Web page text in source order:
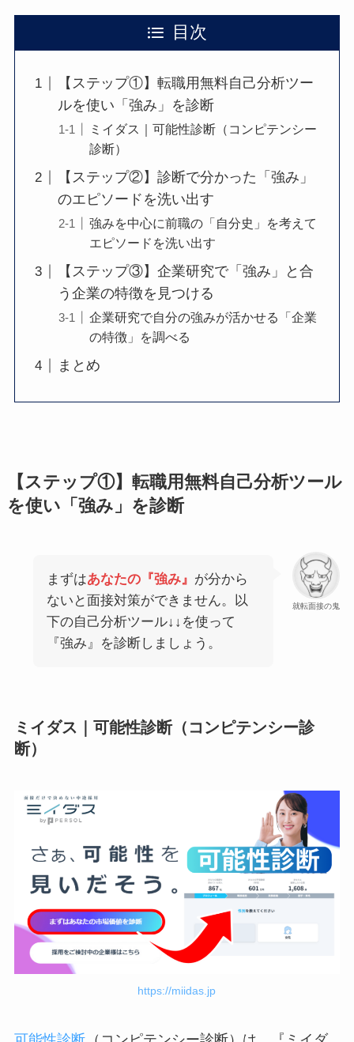
目次
【ステップ①】転職用無料自己分析ツー
ルを使い「強み」を診断
ミイダス｜可能性診断（コンピテンシー
診断）
【ステップ②】診断で分かった「強み」
のエピソードを洗い出す
強みを中心に前職の「自分史」を考えて
エピソードを洗い出す
【ステップ③】企業研究で「強み」と合
う企業の特徴を見つける
企業研究で自分の強みが活かせる「企業
の特徴」を調べる
まとめ
【ステップ①】転職用無料自己分析ツール
を使い「強み」を診断
就転面接の鬼
まずはあなたの『強み』 が分から
ないと面接対策ができません。以
下の自己分析ツール↓↓を使って
『強み』を診断しましょう。
ミイダス｜可能性診断（コンピテンシー診
断）
https://miidas.jp